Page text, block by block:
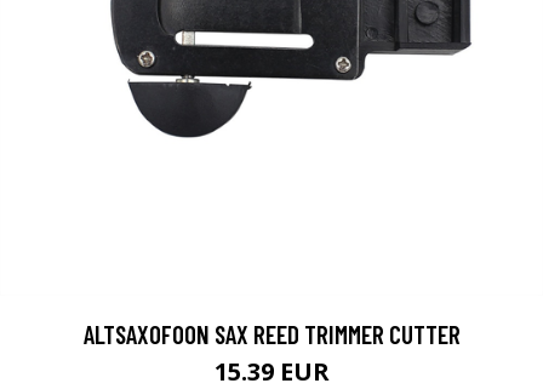
ALTSAXOFOON SAX REED TRIMMER CUTTER
15.39 EUR